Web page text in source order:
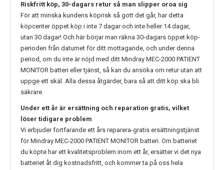
Riskfritt köp, 30-dagars retur så man slipper oroa sig
För att minska kundens köprisk så gott det går, har detta
köpcenter öppet köp i inte 7 dagar och inte heller 14 dagar,
utan 30 dagar! Och här börjar man räkna 30-dagars öppet köp-
perioden från datumet för ditt mottagande, och under denna
period, om du inte är nöjd med ditt Mindray MEC-2000 PATIENT
MONITOR batteri eller tjänst, så kan du ansöka om retur utan att
uppge ett skäl. Alla dessa åtgärder, bara så att ditt köp ska bli
säkrare.
Under ett år är ersättning och reparation gratis, vilket
löser tidigare problem
Vi erbjuder fortfarande ett års reparera-gratis ersättningstjänst
förMindray MEC-2000 PATIENT MONITOR batteri. Om batteriet
du köpte har ett kvalitetsproblem inom ett år, ersätter vi det nya
batteriet åt dig kostnadsfritt, och kommer ta på oss hela